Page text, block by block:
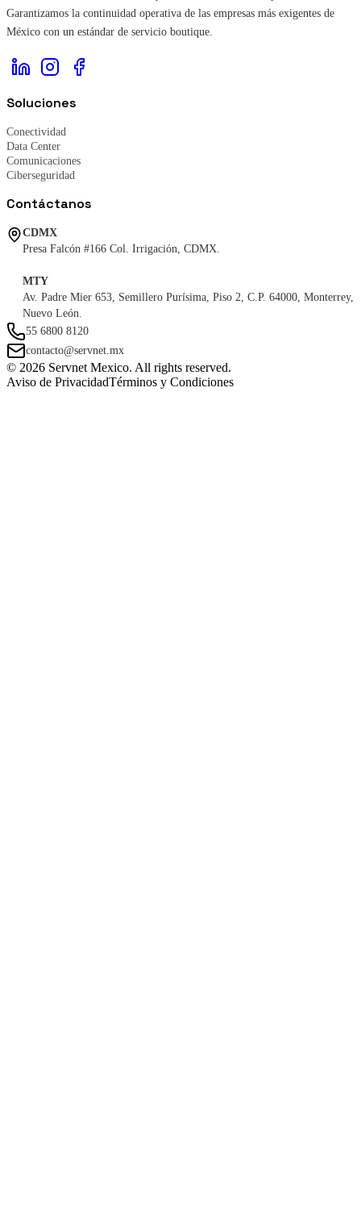
Garantizamos la continuidad operativa de las empresas más exigentes de
México con un estándar de servicio boutique.
Soluciones
Conectividad
Data Center
Comunicaciones
Ciberseguridad
Contáctanos
CDMX
Presa Falcón #166 Col. Irrigación, CDMX.
MTY
Av. Padre Mier 653, Semillero Purísima, Piso 2, C.P. 64000, Monterrey,
Nuevo León.
55 6800 8120
contacto@servnet.mx
© 2026 Servnet Mexico. All rights reserved.
Aviso de PrivacidadTérminos y Condiciones